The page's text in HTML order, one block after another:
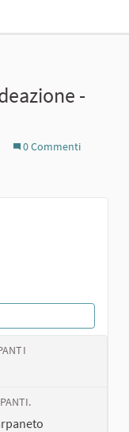
-
0 Commenti